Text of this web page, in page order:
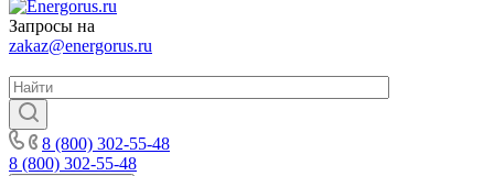
Запросы на
zakaz@energorus.ru
8 (800) 302-55-48
8 (800) 302-55-48